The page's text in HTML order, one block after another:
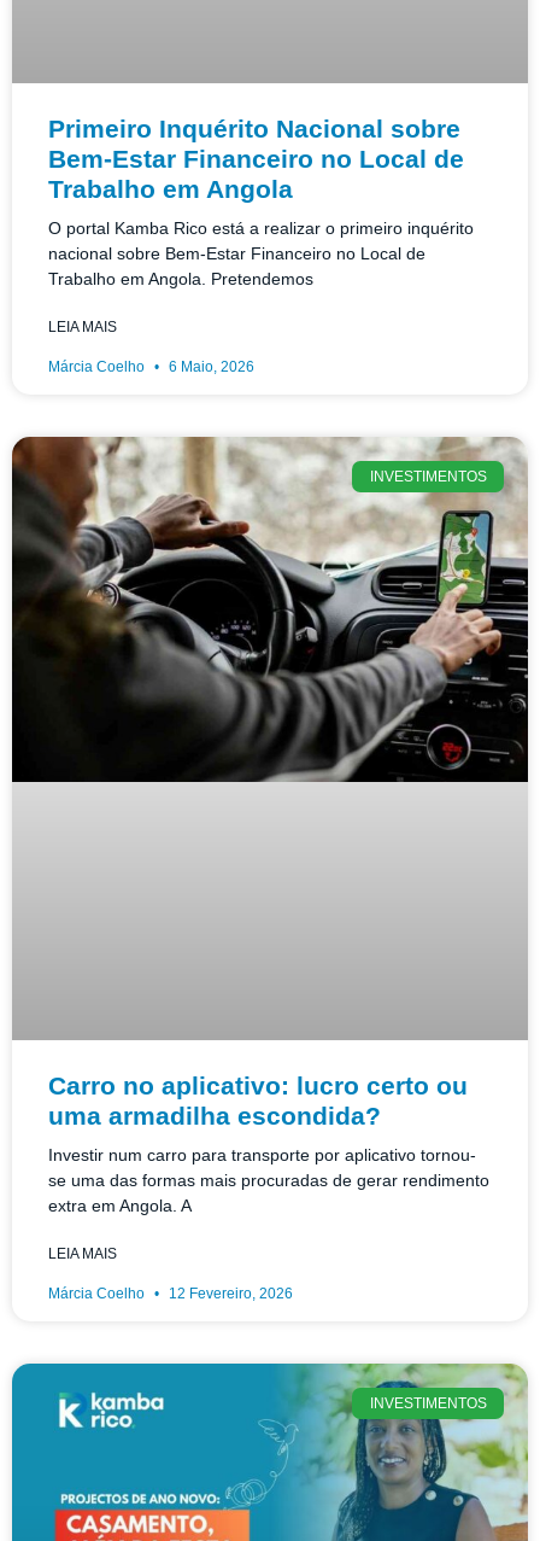
Primeiro Inquérito Nacional sobre
Bem-Estar Financeiro no Local de
Trabalho em Angola
O portal Kamba Rico está a realizar o primeiro inquérito
nacional sobre Bem-Estar Financeiro no Local de
Trabalho em Angola. Pretendemos
LEIA MAIS
Márcia Coelho 6 Maio, 2026
INVESTIMENTOS
Carro no aplicativo: lucro certo ou
uma armadilha escondida?
Investir num carro para transporte por aplicativo tornou-
se uma das formas mais procuradas de gerar rendimento
extra em Angola. A
LEIA MAIS
Márcia Coelho 12 Fevereiro, 2026
INVESTIMENTOS